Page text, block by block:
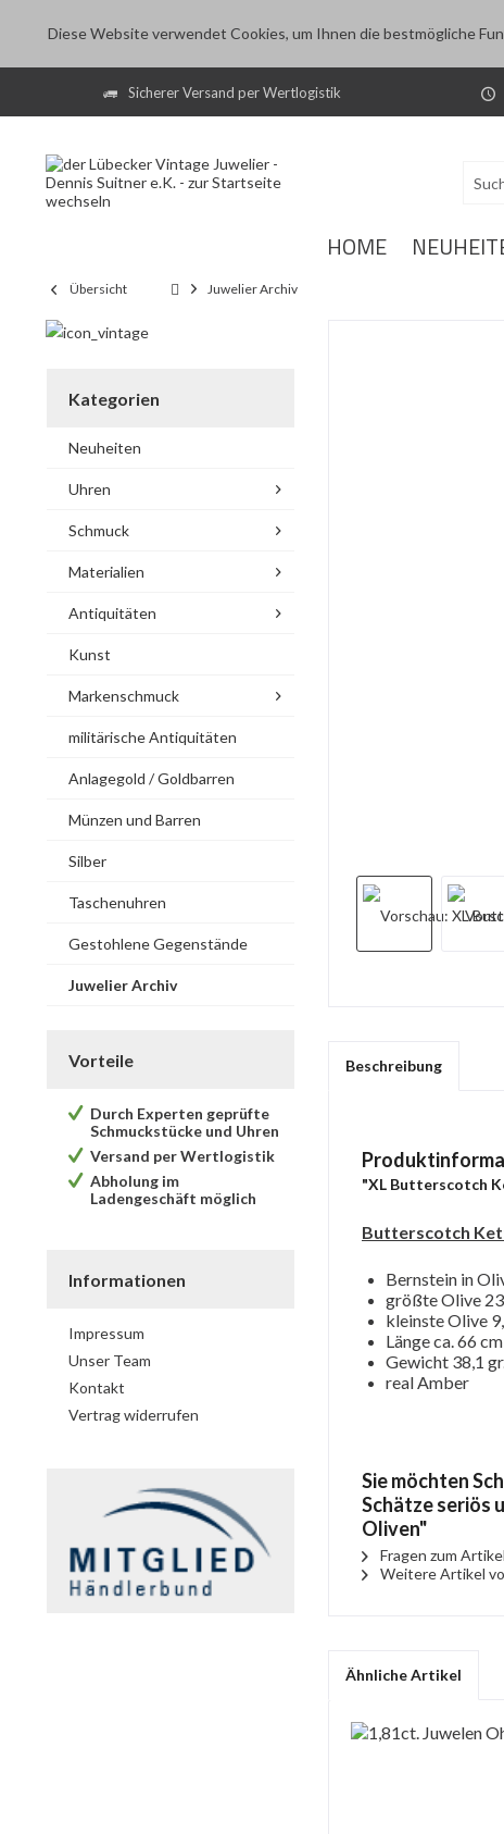
Diese Website verwendet Cookies, um Ihnen die bestmögliche
Sicherer Versand per Wertlogistik
HOME
Übersicht Juwelier Archiv
Kategorien
Neuheiten
Uhren
Schmuck
Materialien
Antiquitäten
Kunst
Markenschmuck
militärische Antiquitäten
Anlagegold / Goldbarren
Münzen und Barren
Silber
Taschenuhren
Gestohlene Gegenstände
Juwelier Archiv
Vorteile
Durch Experten geprüfte
Schmuckstücke und Uhren
Versand per Wertlogistik
Abholung im
Ladengeschäft möglich
Informationen
Impressum
Unser Team
Kontakt
Vertrag widerrufen
Beschreibung
"XL Butterscotch
Butterscotch
Bernstein in
größte Olive
kleinste Olive
Länge ca. 66 cm
Gewicht 38,1
real Amber
Sie möchten
Schätze seriös
Oliven"
Fragen zum
Weitere Artikel
Ähnliche Artikel